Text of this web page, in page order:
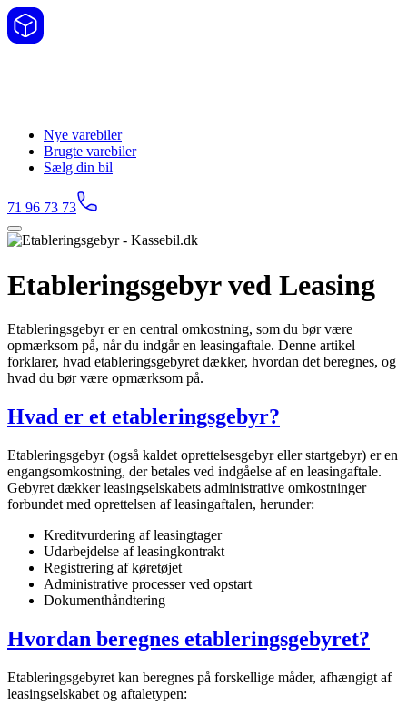
Nye varebiler
Brugte varebiler
Sælg din bil
71 96 73 73
Etableringsgebyr ved Leasing
Etableringsgebyr er en central omkostning, som du bør være
opmærksom på, når du indgår en leasingaftale. Denne artikel
forklarer, hvad etableringsgebyret dækker, hvordan det beregnes, og
hvad du bør være opmærksom på.
Hvad er et etableringsgebyr?
Etableringsgebyr (også kaldet oprettelsesgebyr eller startgebyr) er en
engangsomkostning, der betales ved indgåelse af en leasingaftale.
Gebyret dækker leasingselskabets administrative omkostninger
forbundet med oprettelsen af leasingaftalen, herunder:
Kreditvurdering af leasingtager
Udarbejdelse af leasingkontrakt
Registrering af køretøjet
Administrative processer ved opstart
Dokumenthåndtering
Hvordan beregnes etableringsgebyret?
Etableringsgebyret kan beregnes på forskellige måder, afhængigt af
leasingselskabet og aftaletypen: